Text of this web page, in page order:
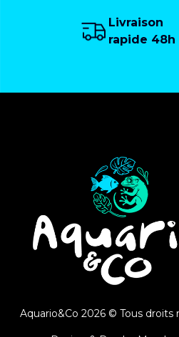
Livraison
rapide 48h
Aquario&Co 2026 © Tous droits